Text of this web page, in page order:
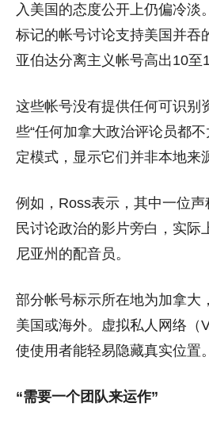
入美国的态度公开上仍偏冷淡
标记的帐号讨论支持美国并吞
亚伯达分离主义帐号高出10至
这些帐号没有提供任何可识别
些“任何加拿大政治评论员都
定模式，显示它们并非本地来
例如，Ross表示，其中一位
民讨论政治的影片旁白，实际
尼亚州的配音员。
部分帐号标示所在地为加拿大
美国或海外。虚拟私人网络（
使使用者能轻易隐藏真实位置。
“需要一个团队来运作”